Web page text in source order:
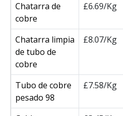
Chatarra de
cobre
£6.69/Kg
Chatarra limpia
de tubo de
cobre
£8.07/Kg
Tubo de cobre
pesado 98
£7.58/Kg